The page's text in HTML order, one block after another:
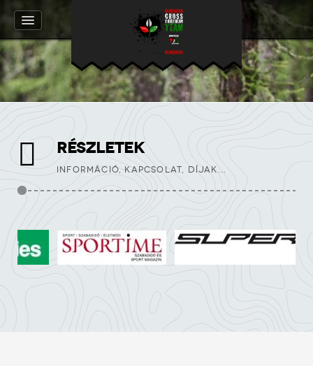
RÉSZLETEK
INFORMÁCIÓ, KAPCSOLAT, DÍJAK...